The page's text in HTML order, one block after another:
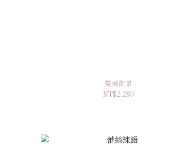
雙城街景
NT$2,280